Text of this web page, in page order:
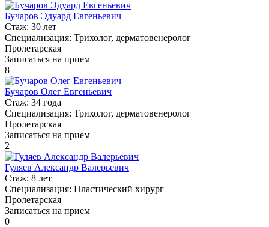
Бучаров Эдуард Евгеньевич
Стаж: 30 лет
Специализация: Трихолог, дерматовенеролог
Пролетарская
Записаться на прием
8
Бучаров Олег Евгеньевич
Стаж: 34 года
Специализация: Трихолог, дерматовенеролог
Пролетарская
Записаться на прием
2
Гуляев Александр Валерьевич
Стаж: 8 лет
Специализация: Пластический хирург
Пролетарская
Записаться на прием
0